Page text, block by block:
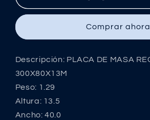
DE
RECTANGULAR
-
DE
RECTANGULAR
-
Comprar ahora
Descripción: PLACA DE MASA
300X80X13M
Peso: 1.29
Altura: 13.5
Ancho: 40.0